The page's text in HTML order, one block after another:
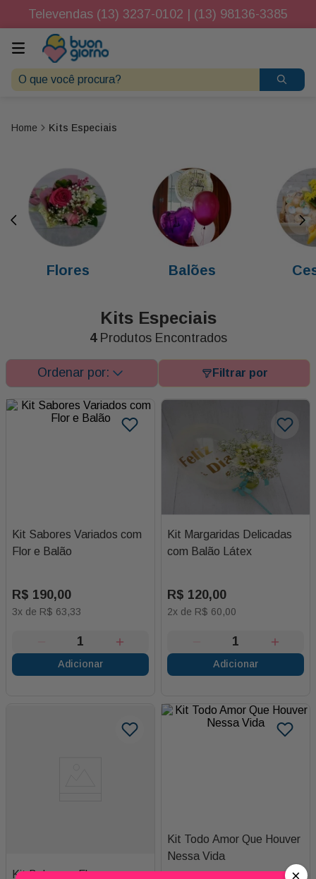
Televendas (13) 3237-0102 | (13) 98136-3385
O que você procura?
Kits Especiais
Flores Balões
Kits Especiais
4 Produtos Encontrados
Kit Sabores Variados com
Flor e Balão
R$ 190,00
3x de R$ 63,33
Adicionar
Kit Margaridas Delicadas
com Balão Látex
R$ 120,00
2x de R$ 60,00
Adicionar
Kit Belo com Flores e
Kit Todo Amor Que Houver
Nessa Vida